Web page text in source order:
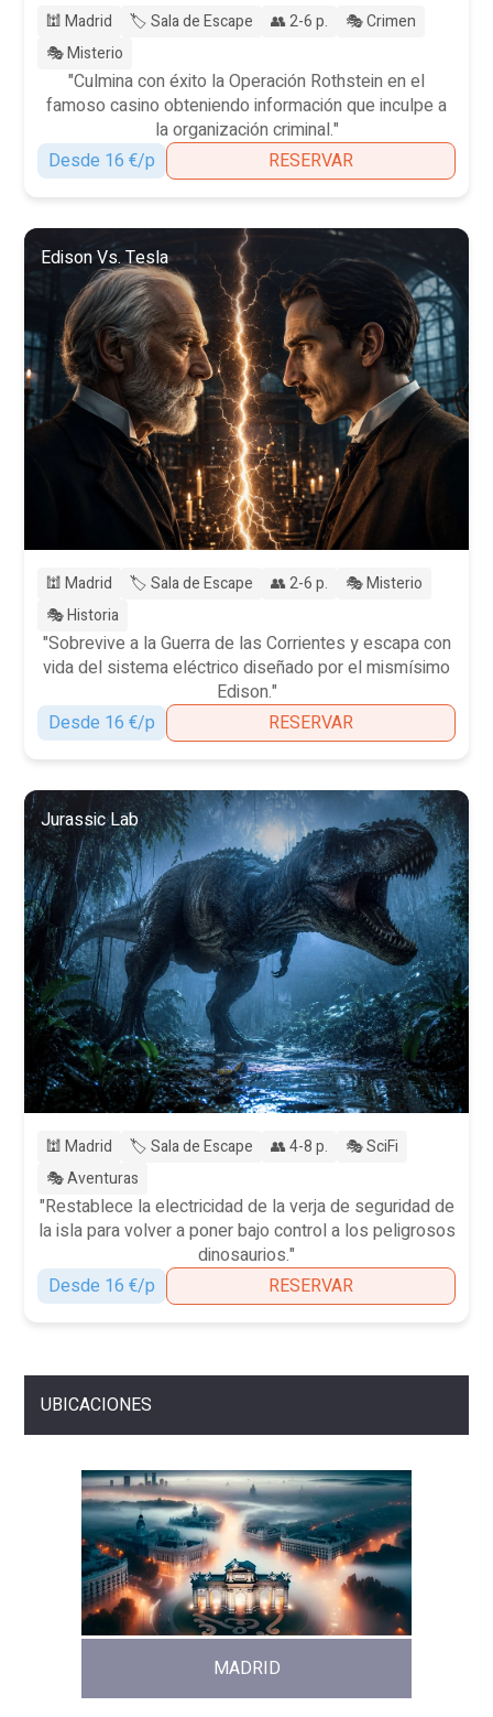
🕍 Madrid 🏷️ Sala de Escape 👥 2-6 p.
🎭 Crimen
🎭 Misterio
"Culmina con éxito la Operación Rothstein en el
famoso casino obteniendo información que inculpe a
la organización criminal."
Desde 16 €/p
RESERVAR
Edison Vs. Tesla
🕍 Madrid 🏷️ Sala de Escape 👥 2-6 p.
🎭 Misterio
🎭 Historia
"Sobrevive a la Guerra de las Corrientes y escapa con
vida del sistema eléctrico diseñado por el mismísimo
Edison."
Desde 16 €/p
RESERVAR
Jurassic Lab
🕍 Madrid 🏷️ Sala de Escape 👥 4-8 p.
🎭 SciFi
🎭 Aventuras
"Restablece la electricidad de la verja de seguridad de
la isla para volver a poner bajo control a los peligrosos
dinosaurios."
Desde 16 €/p
RESERVAR
UBICACIONES
MADRID